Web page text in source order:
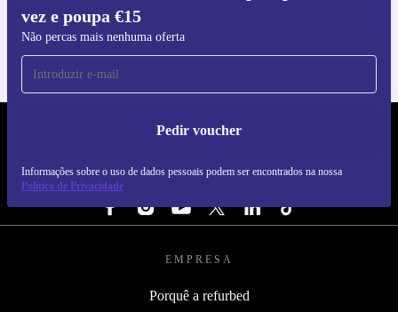
vez e poupa €15
Não percas mais nenhuma oferta
Pedir voucher
Informações sobre o uso de dados pessoais podem ser encontrados na nossa
Política de Privacidade
Para iOS e Android
REFURBED PORTUGAL - RETHINK NEW.
SEGUE-NOS
EMPRESA
Porquê a refurbed